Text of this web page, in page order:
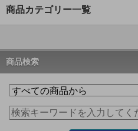
商品カテゴリー一覧
商品検索